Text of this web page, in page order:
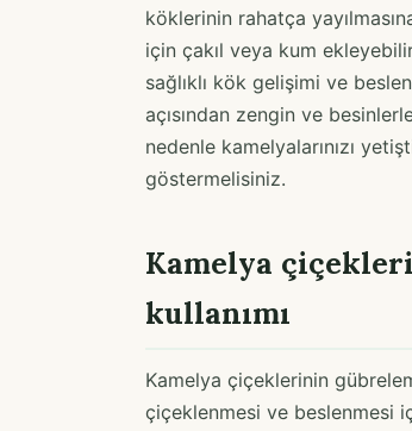
köklerinin rahatça
için çakıl veya kum
sağlıklı kök gelişimi ve
açısından zengin ve
nedenle kamelyalarınızı
göstermelisiniz.
Kamelya
kullanımı
Kamelya çiçeklerinin
çiçeklenmesi ve beslenmesi